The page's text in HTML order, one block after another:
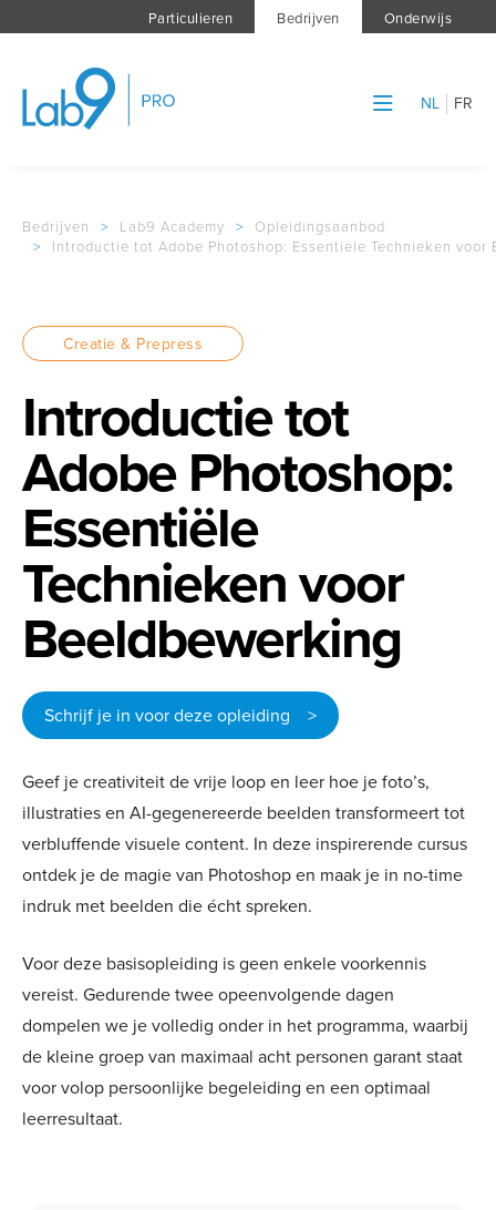
Particulieren Bedrijven Onderwijs
NL FR
Bedrijven > Lab9 Academy >
Opleidingsaanbod
>
Introductie tot Adobe Photoshop: Essentiële Technieken voor
Creatie & Prepress
Introductie tot
Adobe Photoshop:
Essentiële
Technieken voor
Beeldbewerking
Schrijf je in voor deze opleiding >
Geef je creativiteit de vrije loop en leer hoe je foto’s,
illustraties en AI-gegenereerde beelden transformeert tot
verbluffende visuele content. In deze inspirerende cursus
ontdek je de magie van Photoshop en maak je in no-time
indruk met beelden die écht spreken.
Voor deze basisopleiding is geen enkele voorkennis
vereist. Gedurende twee opeenvolgende dagen
dompelen we je volledig onder in het programma, waarbij
de kleine groep van maximaal acht personen garant staat
voor volop persoonlijke begeleiding en een optimaal
leerresultaat.